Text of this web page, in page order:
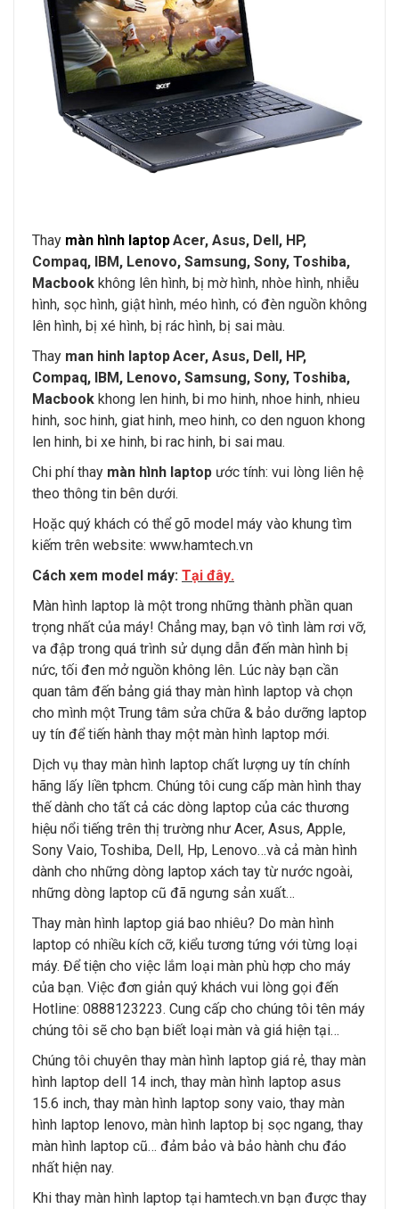
Thay màn hình laptopAcer, Asus, Dell, HP,
Compaq, IBM, Lenovo, Samsung, Sony, Toshiba,
Macbook không lên hình, bị mờ hình, nhòe hình, nhiễu
hình, sọc hình, giật hình, méo hình, có đèn nguồn không
lên hình, bị xé hình, bị rác hình, bị sai màu.
Thay man hinh laptopAcer, Asus, Dell, HP,
Compaq, IBM, Lenovo, Samsung, Sony, Toshiba,
Macbook khong len hinh, bi mo hinh, nhoe hinh, nhieu
hinh, soc hinh, giat hinh, meo hinh, co den nguon khong
len hinh, bi xe hinh, bi rac hinh, bi sai mau.
Chi phí thay màn hình laptop ước tính: vui lòng liên hệ
theo thông tin bên dưới.
Hoặc quý khách có thể gõ model máy vào khung tìm
kiếm trên website: www.hamtech.vn
Cách xem model máy: Tại đây.
Màn hình laptop là một trong những thành phần quan
trọng nhất của máy! Chẳng may, bạn vô tình làm rơi vỡ,
va đập trong quá trình sử dụng dẫn đến màn hình bị
nức, tối đen mở nguồn không lên. Lúc này bạn cần
quan tâm đến bảng giá thay màn hình laptop và chọn
cho mình một Trung tâm sửa chữa & bảo dưỡng laptop
uy tín để tiến hành thay một màn hình laptop mới.
Dịch vụ thay màn hình laptop chất lượng uy tín chính
hãng lấy liền tphcm. Chúng tôi cung cấp màn hình thay
thế dành cho tất cả các dòng laptop của các thương
hiệu nổi tiếng trên thị trường như Acer, Asus, Apple,
Sony Vaio, Toshiba, Dell, Hp, Lenovo…và cả màn hình
dành cho những dòng laptop xách tay từ nước ngoài,
những dòng laptop cũ đã ngưng sản xuất…
Thay màn hình laptop giá bao nhiêu? Do màn hình
laptop có nhiều kích cỡ, kiểu tương tứng với từng loại
máy. Để tiện cho việc lắm loại màn phù hợp cho máy
của bạn. Việc đơn giản quý khách vui lòng gọi đến
Hotline: 0888123223. Cung cấp cho chúng tôi tên máy
chúng tôi sẽ cho bạn biết loại màn và giá hiện tại…
Chúng tôi chuyên thay màn hình laptop giá rẻ, thay màn
hình laptop dell 14 inch, thay màn hình laptop asus
15.6 inch, thay màn hình laptop sony vaio, thay màn
hình laptop lenovo, màn hình laptop bị sọc ngang, thay
màn hình laptop cũ… đảm bảo và bảo hành chu đáo
nhất hiện nay.
Khi thay màn hình laptop tại hamtech.vn bạn được thay